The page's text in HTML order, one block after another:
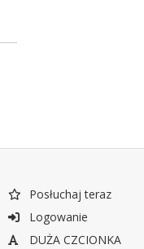
Posłuchaj teraz
Logowanie
DUŻA CZCIONKA